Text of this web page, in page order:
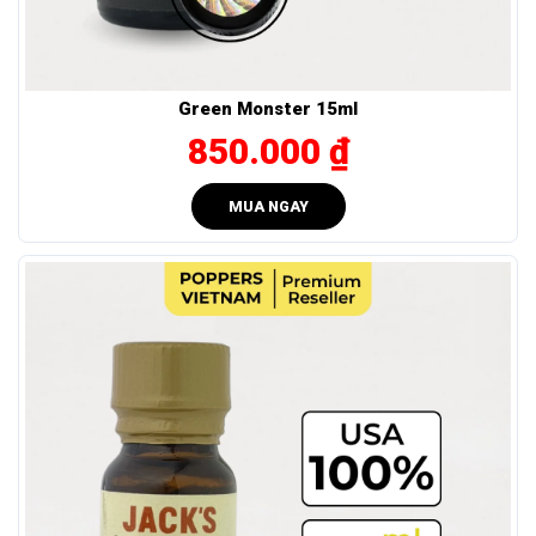
trị thực, Labyrinth USA Popper 10ml mang lại không chỉ sức
mạnh mà còn sự tinh tế, đánh thức mọi giác quan trong từng
một hành trình cảm xúc đầy lôi cuốn, chỉ dành riêng cho
những ai thật sự xứng đáng.
1.1 Xuất xứ, thương hiệu và vị thế trên thị trường của
Labyrinth USA Popper 10ml
Labyrinth Popper 10ml là sản phẩm cao cấp nhất của công
ty PURE COMPOUND BLENDING COMPANY LLC
), địa chỉ tại 625 nw cambray pl, Beaverton,
Oregon, Hoa Kỳ, 97006. Với bề dày kinh nghiệm trong việc
cam kết mang đến những sản phẩm đáp ứng tiêu chuẩn cực
kỳ nghiêm ngặt của thị trường Mỹ, đảm bảo an toàn và hiệu
quả vượt trội. Labyrinth không chỉ là một cái tên, mà còn là
biểu tượng của chất lượng và đẳng cấp đến từ Hoa Kỳ.
Green Monster 15ml
850.000 ₫
MUA NGAY